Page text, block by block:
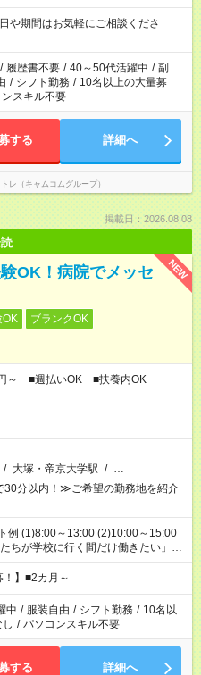
期間はお気軽にご相談くださ
/ 履歴書不要 / 40～50代活躍中 / 副
/ シフト勤務 / 10名以上の大量募
スキル不要
する 詳細へ
レ（キャムコムグループ）
掲載日：2026.08.08
NEW
OK！病院でメッセ
OK
ブランクOK
～ ■週払いOK ■扶養内OK
/ 大塚・帝京大学駅 / …
分以内！≫ご希望の勤務地を紹介
したい」 「午前中は働いて、午後
い」 など、ご希望を教えてくださ
務時間。 合計で週40時間を超える
！】■2カ月～
中 / 服装自由 / シフト勤務 / 10名以
/ パソコンスキル不要
する 詳細へ